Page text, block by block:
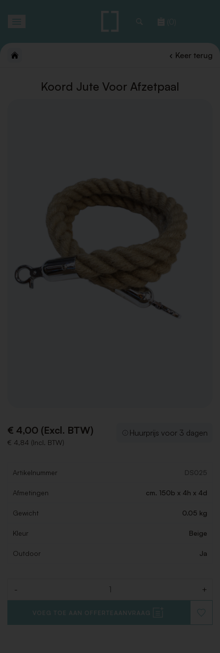
(0)
Keer terug
Koord Jute Voor Afzetpaal
€ 4,00 (Excl. BTW)
€ 4,84 (Incl. BTW)
Huurprijs voor 3 dagen
Artikelnummer DS025
Afmetingen cm. 150b x 4h x 4d
Gewicht 0.05 kg
Kleur Beige
Outdoor Ja
- +
VOEG TOE AAN OFFERTEAANVRAAG
TOE